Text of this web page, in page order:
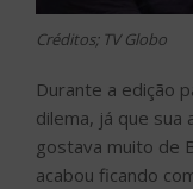
Créditos; TV Globo
Durante a edição
dilema, já que sua
gostava muito de
acabou ficando